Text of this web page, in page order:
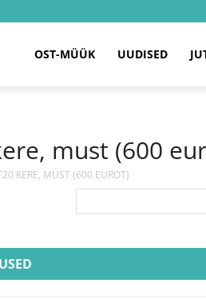
OST-MÜÜK UUDISED
must (600
KERE, MUST (600 EUROT)